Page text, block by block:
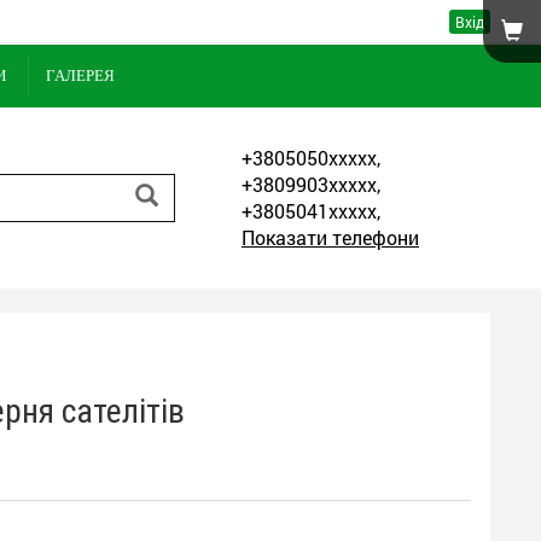
Вхід
ГАЛЕРЕЯ
+3805050xxxxx,
+3809903xxxxx,
+3805041xxxxx,
Показати телефони
сателітів